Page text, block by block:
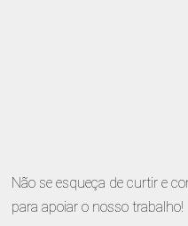
Não se esqueça de curtir e
para apoiar o nosso trabalho!